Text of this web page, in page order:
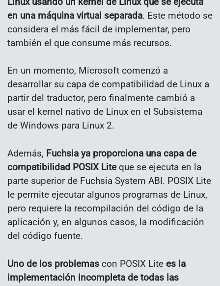
en una máquina virtual separada. Este método se
considera el más fácil de implementar, pero
también el que consume más recursos.
En un momento, Microsoft comenzó a
desarrollar su capa de compatibilidad de Linux a
partir del traductor, pero finalmente cambió a
usar el kernel nativo de Linux en el Subsistema
de Windows para Linux 2.
Además, Fuchsia ya proporciona una capa de
compatibilidad POSIX Liteque se ejecuta en la
parte superior de Fuchsia System ABI. POSIX Lite
le permite ejecutar algunos programas de Linux,
pero requiere la recompilación del código de la
aplicación y, en algunos casos, la modificación
del código fuente.
Uno de los problemas con POSIX Lite es la
implementación incompleta de todas las